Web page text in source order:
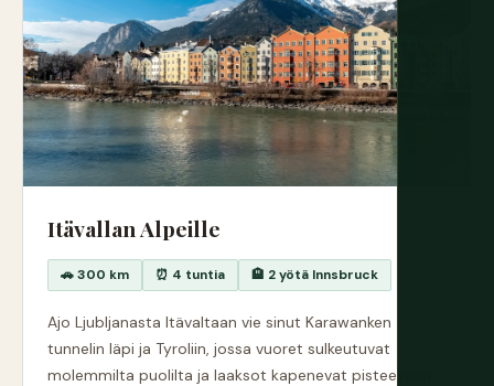
Itävallan Alpeille
🚗 300 km ⏰ 4 tuntia 🏨 2 yötä Innsbruck
Ajo Ljubljanasta Itävaltaan vie sinut Karawanken
tunnelin läpi ja Tyroliin, jossa vuoret sulkeutuvat
molemmilta puolilta ja laaksot kapenevat pisteeseen